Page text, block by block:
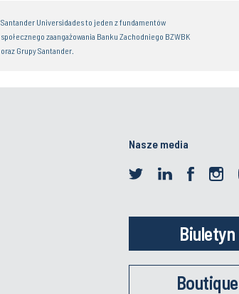
Santander Universidades to jeden z fundamentów
społecznego zaangażowania Banku Zachodniego BZWBK
oraz Grupy Santander.
Nasze media
Biuletyn
Boutique